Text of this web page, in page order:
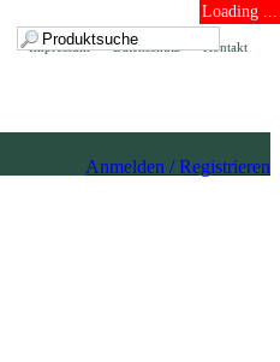
Loading ...
Kontakt
Datenschutz
Impressum
Anmelden / Registrieren